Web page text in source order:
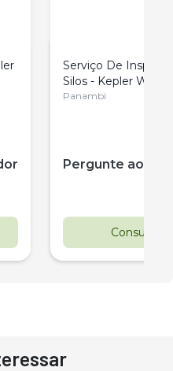
Serviço De
Silos - Kepler Weber
Panambi
Pergunte ao
Consultar